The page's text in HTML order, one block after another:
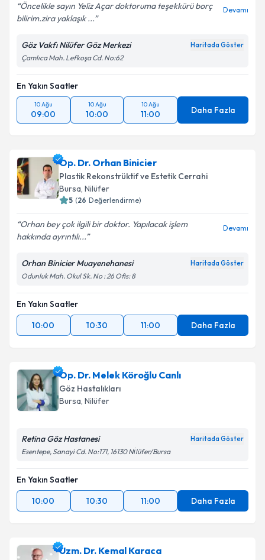
Öncelikle sayın Yeliz Açar doktoruma teşekkürü borç
bilirim.zira yaklaşık ...
Devamı
Göz Vakfı Nilüfer Göz Merkezi Haritada Göster
Çamlıca Mah. Lefkoşa Cd. No:62
En Yakın Saatler
10 Ağu
09:00
10 Ağu
10:00
10 Ağu
11:00 Daha Fazla
Op. Dr. Orhan Binicier
Plastik Rekonstrüktif ve Estetik Cerrahi
Bursa, Nilüfer
5 (26 Değerlendirme)
Orhan bey çok ilgili bir doktor. Yapılacak işlem
hakkında ayrıntılı...
Devamı
Orhan Binicier Muayenehanesi Haritada Göster
Odunluk Mah. Okul Sk. No : 26 Ofis: 8
En Yakın Saatler
10:00
10:30 11:00 Daha Fazla
Op. Dr. Melek Köroğlu Canlı
Göz Hastalıkları
Bursa, Nilüfer
Retina Göz Hastanesi Haritada Göster
Esentepe, Sanayi Cd. No:171, 16130 Ni̇lüfer/Bursa
En Yakın Saatler
10:00
10:30 11:00 Daha Fazla
Uzm. Dr. Kemal Karaca